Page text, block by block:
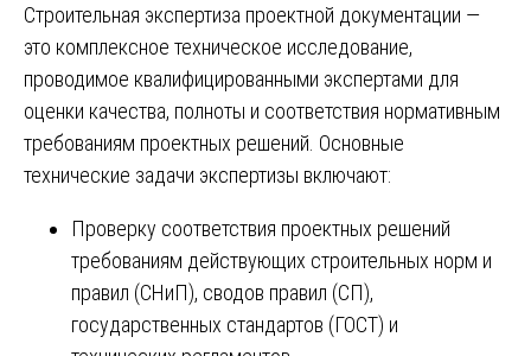
Строительная экспертиза проектной документации —
это комплексное техническое исследование,
проводимое квалифицированными экспертами для
оценки качества, полноты и соответствия нормативным
требованиям проектных решений. Основные
технические задачи экспертизы включают:
Проверку соответствия проектных решений
требованиям действующих строительных норм и
правил (СНиП), сводов правил (СП),
государственных стандартов (ГОСТ) и